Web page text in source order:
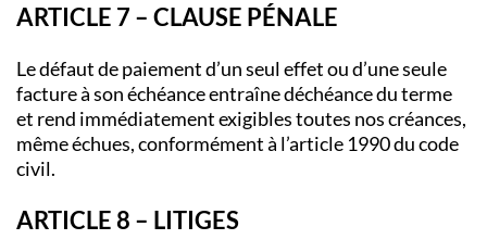
ARTICLE 7 – CLAUSE PÉNALE
Le défaut de paiement d’un seul effet ou d’une seule
facture à son échéance entraîne déchéance du terme
et rend immédiatement exigibles toutes nos créances,
même échues, conformément à l’article 1990 du code
civil.
ARTICLE 8 – LITIGES